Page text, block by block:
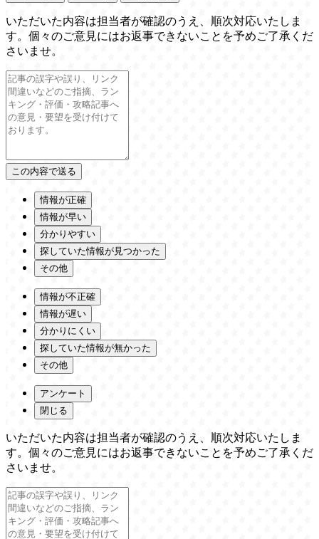
いただいた内容は担当者が確認のうえ、順次対応いたしま
す。個々のご意見にはお返事できないことを予めご了承くだ
さいませ。
情報が正確
情報が早い
分かりやすい
探していた情報が見つかった
その他
情報が不正確
情報が遅い
分かりにくい
探していた情報が無かった
その他
アンケート
閉じる
いただいた内容は担当者が確認のうえ、順次対応いたしま
す。個々のご意見にはお返事できないことを予めご了承くだ
さいませ。